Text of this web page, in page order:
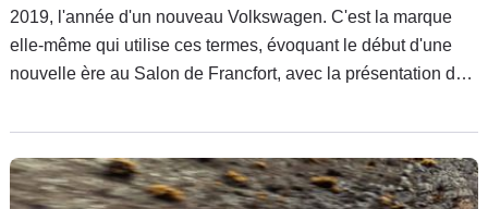
2019, l'année d'un nouveau Volkswagen. C'est la marque
elle-même qui utilise ces termes, évoquant le début d'une
nouvelle ère au Salon de Francfort, avec la présentation de
question d'une refonte de l'identité visuelle, avec un
nouveau logo… et donc d'une belle opération de com'.